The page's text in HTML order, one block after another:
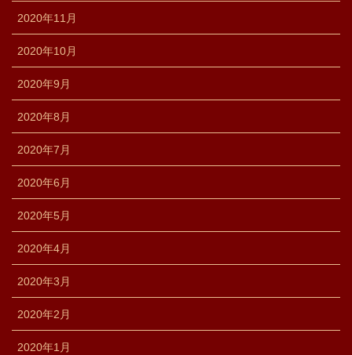
2020年11月
2020年10月
2020年9月
2020年8月
2020年7月
2020年6月
2020年5月
2020年4月
2020年3月
2020年2月
2020年1月